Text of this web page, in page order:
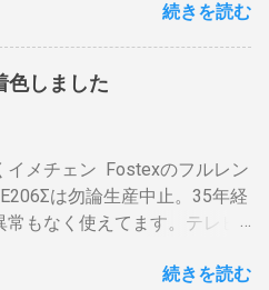
転式炙り焼き 」です。熱は素
不可。ガスコンロの炎がその
す。中火で200gなら6分程度
。放置すれば燃えます。風に
や、ドラムに風が入るとすぐ
ます。 メリット 火力に対する
（蓄熱はゼロ） 二重ドラムに
で焙煎できる チャフがドラム
ンテナケーブル２本必要）※
ンテナケーブルをBDR２の
テナ入力」端子へ接続 BDR２
テレビへ（出力）」端子と
子とテレビの「地上デジタ
ンテナケーブルで接続しま
（アンテナケーブル２本必
入力」端子へ接続 BDR２の
シュミレーションで我が家の
アコン、FFクリーンヒータ
ーブ、ドライヤー、照明15、
ー、炊飯器・・・・。 を合計
70アンペア必要」 と表示され
ペアは高額になりそうで流石
が安全ブレーカー。安全ブレ
続きを読む
色しました
イメチェン Fostexのフルレン
は勿論生産中止。35年経
常もなく使えてます。テレビ
。リタイヤしてからは音量を
続きを読む